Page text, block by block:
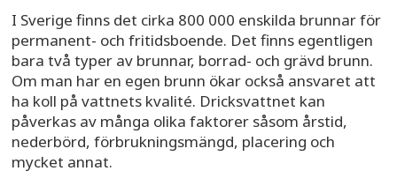
I Sverige finns det cirka 800 000 enskilda brunnar för
permanent- och fritidsboende. Det finns egentligen
bara två typer av brunnar, borrad- och grävd brunn.
Om man har en egen brunn ökar också ansvaret att
ha koll på vattnets kvalité. Dricksvattnet kan
påverkas av många olika faktorer såsom årstid,
nederbörd, förbrukningsmängd, placering och
mycket annat.